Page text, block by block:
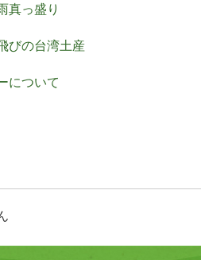
真っ盛り
びの台湾土産
について